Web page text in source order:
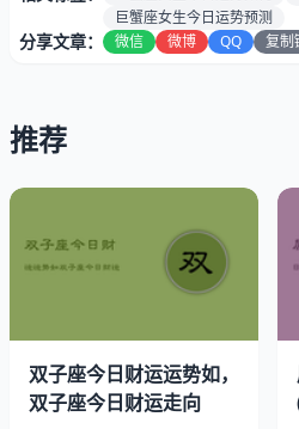
数：
90%（健康情况良好，
贵人生
段:
上午8点至9点
巨蟹座2024年06月08日幸运指南
巨蟹座女生今日运势预测
分享文章： 微信 微博 QQ 复制
推荐
双子座今日财运运势如，
双子座今日财运走向